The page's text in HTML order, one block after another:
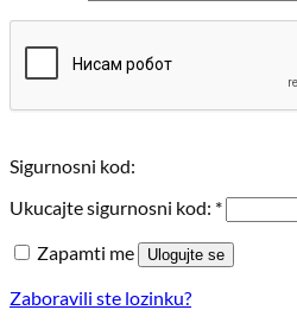
Sigurnosni kod:
Ukucajte sigurnosni kod: *
Zapamti me
Ulogujte se
Zaboravili ste lozinku?